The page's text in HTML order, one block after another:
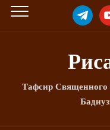
TELEGRAM
Тафсир